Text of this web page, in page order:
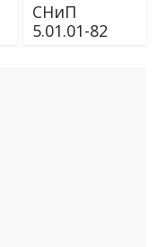
СНиП
5.01.01-82